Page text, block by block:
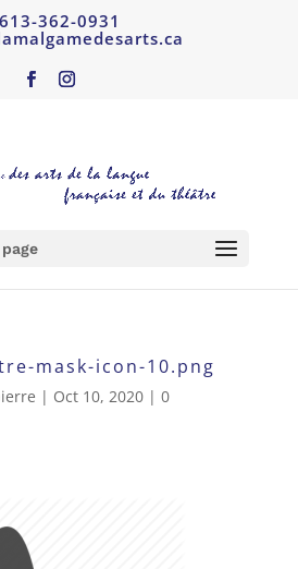
613-362-0931
mask-icon-10.png
| Oct 10, 2020| 0